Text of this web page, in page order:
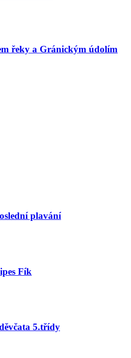
řeky a Gránickým údolím
plavání
Fík
5.třídy